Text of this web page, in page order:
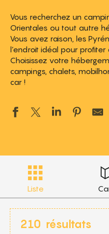
Vous recherchez un
Orientales ou tout autre
Vous avez raison, les
l’endroit idéal pour
Choisissez votre
campings, chalets,
car !
Liste
210 résultats